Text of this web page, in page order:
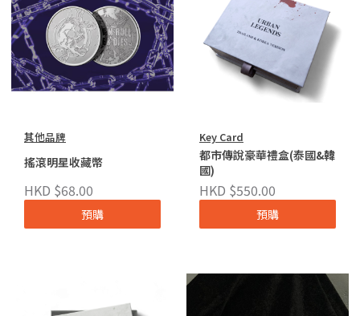
其他品牌
搖滾明星收藏幣
HKD $68.00
預購
Key Card
都市傳說豪華禮盒(泰國&韓
國)
HKD $550.00
預購